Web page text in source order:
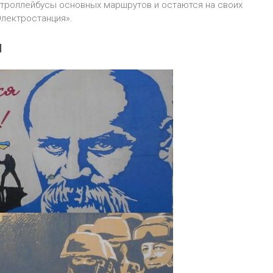
основных маршрутов и остаются на своих